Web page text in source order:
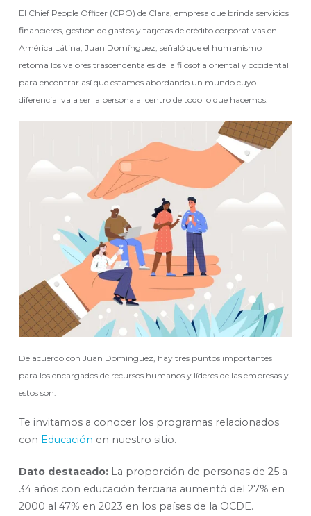
El Chief People Officer (CPO) de Clara, empresa que brinda servicios
financieros, gestión de gastos y tarjetas de crédito corporativas en
América Látina, Juan Domínguez, señaló que el humanismo
retoma los valores trascendentales de la filosofía oriental y occidental
para encontrar así que estamos abordando un mundo cuyo
diferencial va a ser la persona al centro de todo lo que hacemos.
De acuerdo con Juan Domínguez, hay tres puntos importantes
para los encargados de recursos humanos y líderes de las empresas y
estos son:
Te invitamos a conocer los programas relacionados
con Educación en nuestro sitio.
Dato destacado: La proporción de personas de 25 a
34 años con educación terciaria aumentó del 27% en
2000 al 47% en 2023 en los países de la OCDE.